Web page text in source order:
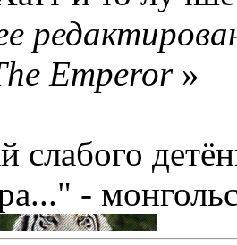
Emperor»
слабого
-